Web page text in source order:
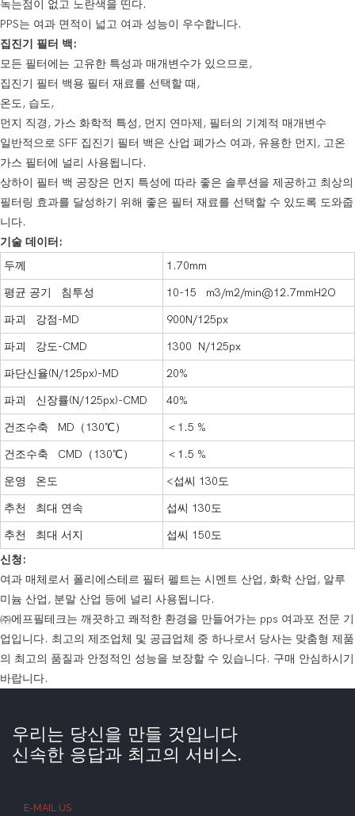
녹는점이 없고 노란색을 띤다.
PPS는 여과 면적이 넓고 여과 성능이 우수합니다.
집진기 필터 백:
모든 필터에는 고유한 특성과 매개변수가 있으므로,
집진기 필터 백용 필터 재료를 선택할 때,
온도, 습도,
먼지 직경, 가스 화학적 특성, 먼지 연마제, 필터의 기계적 매개변수
일반적으로 SFF 집진기 필터 백은 산업 폐가스 여과, 유용한 먼지, 고온
가스 필터에 널리 사용됩니다.
상하이 필터 백 공장은 먼지 특성에 따라 좋은 솔루션을 제공하고 최상의
필터링 효과를 달성하기 위해 좋은 필터 재료를 선택할 수 있도록 도와줍
니다.
기술 데이터:
두께
1.70mm
평균 공기 침투성
10-15 m3/m2/min@12.7mmH2O
파괴 강점-MD
900N/125px
파괴 강도-CMD
1300 N/125px
파단신율(N/125px)-MD
20%
파괴 신장률(N/125px)-CMD
40%
건조수축 MD（130℃）
＜1.5 %
건조수축 CMD（130℃）
＜1.5 %
운영 온도
<섭씨 130도
추천 최대 연속
섭씨 130도
추천 최대 서지
섭씨 150도
신청:
여과 매체로서 폴리에스테르 필터 펠트는 시멘트 산업, 화학 산업, 알루
미늄 산업, 분말 산업 등에 널리 사용됩니다.
㈜에프필테크는 깨끗하고 쾌적한 환경을 만들어가는 pps 여과포 전문 기
업입니다. 최고의 제조업체 및 공급업체 중 하나로서 당사는 맞춤형 제품
의 최고의 품질과 안정적인 성능을 보장할 수 있습니다. 구매 안심하시기
바랍니다.
우리는 당신을 만들 것입니다
신속한 응답과 최고의 서비스.
E-MAIL US